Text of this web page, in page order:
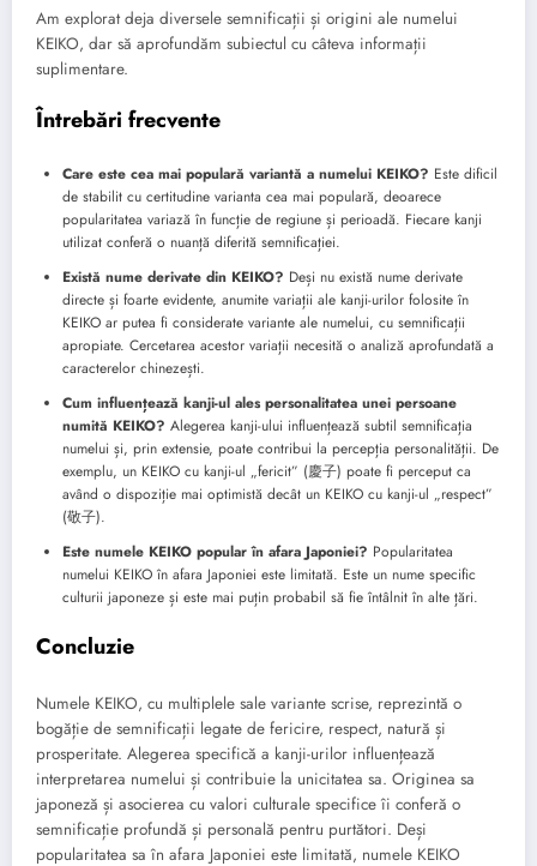
Am explorat deja diversele semnificații și origini ale numelui
KEIKO, dar să aprofundăm subiectul cu câteva informații
suplimentare.
Întrebări frecvente
Care este cea mai populară variantă a numelui KEIKO? Este dificil
de stabilit cu certitudine varianta cea mai populară, deoarece
popularitatea variază în funcție de regiune și perioadă. Fiecare kanji
utilizat conferă o nuanță diferită semnificației.
Există nume derivate din KEIKO? Deși nu există nume derivate
directe și foarte evidente, anumite variații ale kanji-urilor folosite în
KEIKO ar putea fi considerate variante ale numelui, cu semnificații
apropiate. Cercetarea acestor variații necesită o analiză aprofundată a
caracterelor chinezești.
Cum influențează kanji-ul ales personalitatea unei persoane
numită KEIKO? Alegerea kanji-ului influențează subtil semnificația
numelui și, prin extensie, poate contribui la percepția personalității. De
exemplu, un KEIKO cu kanji-ul „fericit” (慶子) poate fi perceput ca
având o dispoziție mai optimistă decât un KEIKO cu kanji-ul „respect”
(敬子).
Este numele KEIKO popular în afara Japoniei? Popularitatea
numelui KEIKO în afara Japoniei este limitată. Este un nume specific
culturii japoneze și este mai puțin probabil să fie întâlnit în alte țări.
Concluzie
Numele KEIKO, cu multiplele sale variante scrise, reprezintă o
bogăție de semnificații legate de fericire, respect, natură și
prosperitate. Alegerea specifică a kanji-urilor influențează
interpretarea numelui și contribuie la unicitatea sa. Originea sa
japoneză și asocierea cu valori culturale specifice îi conferă o
semnificație profundă și personală pentru purtători. Deși
popularitatea sa în afara Japoniei este limitată, numele KEIKO